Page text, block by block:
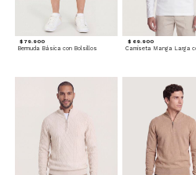
$ 79.900
Bermuda Básica con Bolsillos
$ 69.900